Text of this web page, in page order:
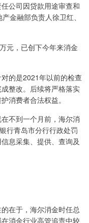
公司因贷款用途审查和
金融部负责人徐卫红、
元，已创下今年来消金
的是2021年以前的检查
整改。后续将严格落实
消费者合法权益。
不到一个月前，海尔消
行青岛市分行行政处罚
息采集、提供、查询及
在于，海尔消金时任总
消金行业高管追责中较